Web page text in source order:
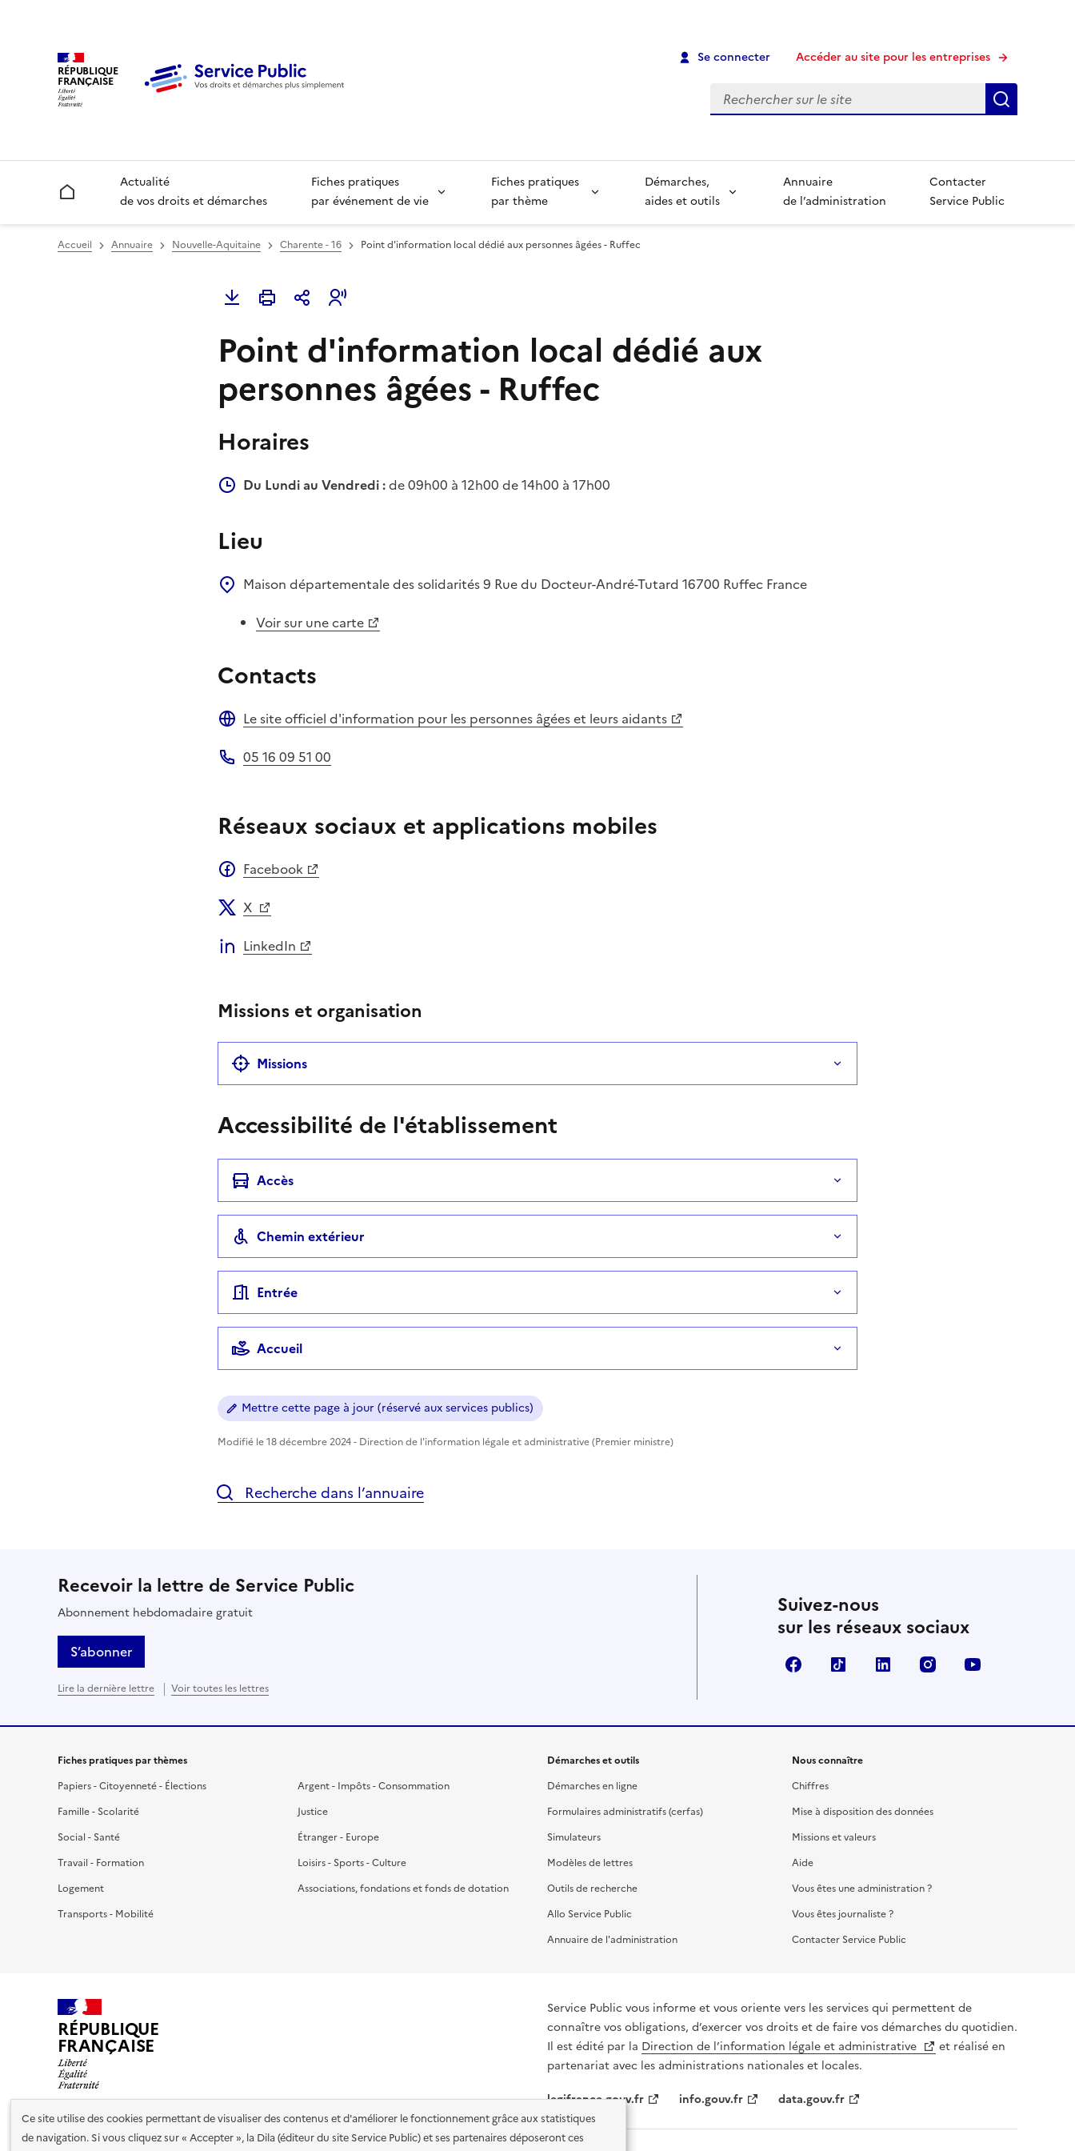
Ce site utilise des cookies permettant de visualiser des contenus et d'améliorer le fonctionnement grâce aux statistiques
de navigation. Si vous cliquez sur « Accepter », la Dila (éditeur du site Service Public) et ses partenaires déposeront ces
RÉPUBLIQUE
FRANÇAISE
Se connecter Accéder au site pour les entreprises
Recherche
Accueil
Actualité
de vos droits et démarches
Fiches pratiques
par événement de vie
Fiches pratiques
par thème
Démarches,
aides et outils
Annuaire
de l’administration
Contacter
Service Public
Accueil Annuaire Nouvelle-Aquitaine Charente - 16 Point d'information local dédié aux personnes âgées - Ruffec
Point d'information local dédié aux
personnes âgées - Ruffec
Horaires
Du Lundi au Vendredi :de 09h00 à 12h00 de 14h00 à 17h00
Lieu
Maison départementale des solidarités9 Rue du Docteur-André-Tutard 16700 Ruffec France
Voir sur une carte
Contacts
Le site officiel d'information pour les personnes âgées et leurs aidants
05 16 09 51 00
Réseaux sociaux et applications mobiles
Facebook
X
LinkedIn
Missions et organisation
Missions
Accessibilité de l'établissement
Accès
Chemin extérieur
Entrée
Accueil
Mettre cette page à jour (réservé aux services publics)
Modifié le 18 décembre 2024 - Direction de l'information légale et administrative (Premier ministre)
Recherche dans l’annuaire
Recevoir la lettre de Service Public
Abonnement hebdomadaire gratuit
S’abonner
Lire la dernière lettre Voir toutes les lettres
Suivez-nous
sur les réseaux sociaux
FacebookTikTok LinkedIn Instagram
Fiches pratiques par thèmes
Papiers - Citoyenneté - Élections
Famille - Scolarité
Social - Santé
Travail - Formation
Logement
Transports - Mobilité
Argent - Impôts - Consommation
Justice
Étranger - Europe
Loisirs - Sports - Culture
Associations, fondations et fonds de dotation
Démarches et outils
Démarches en ligne
Formulaires administratifs (cerfas)
Simulateurs
Modèles de lettres
Outils de recherche
Allo Service Public
Annuaire de l'administration
Nous connaître
Chiffres
Mise à disposition des données
Missions et valeurs
Aide
Vous êtes une administration ?
Vous êtes journaliste ?
Contacter Service Public
RÉPUBLIQUE
FRANÇAISE
Service Public vous informe et vous oriente vers les services qui permettent de
connaître vos obligations, d’exercer vos droits et de faire vos démarches du quotidien.
Il est édité par la Direction de l’information légale et administrative
et réalisé en
partenariat avec les administrations nationales et locales.
legifrance.gouv.fr
info.gouv.fr data.gouv.fr